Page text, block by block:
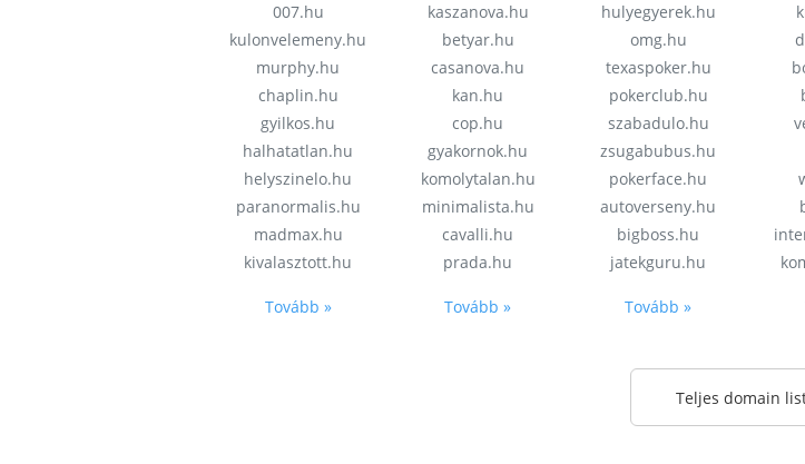
007.hu
kulonvelemeny.hu
murphy.hu
chaplin.hu
gyilkos.hu
halhatatlan.hu
helyszinelo.hu
paranormalis.hu
madmax.hu
kivalasztott.hu
Tovább »
kaszanova.hu
betyar.hu
casanova.hu
kan.hu
cop.hu
gyakornok.hu
komolytalan.hu
minimalista.hu
cavalli.hu
prada.hu
Tovább »
hulyegyerek.hu
omg.hu
texaspoker.hu
pokerclub.hu
szabadulo.hu
zsugabubus.hu
pokerface.hu
autoverseny.hu
bigboss.hu
jatekguru.hu
Tovább »
Teljes domain